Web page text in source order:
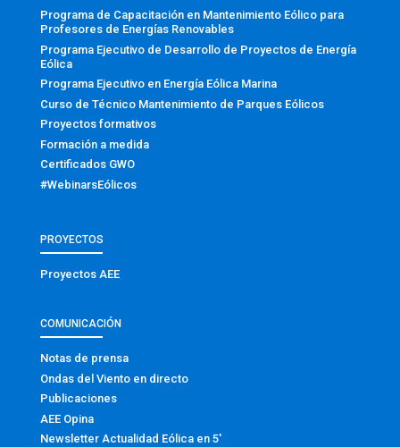
Programa de Capacitación en Mantenimiento Eólico para
Profesores de Energías Renovables
Programa Ejecutivo de Desarrollo de Proyectos de Energía
Eólica
Programa Ejecutivo en Energía Eólica Marina
Curso de Técnico Mantenimiento de Parques Eólicos
Proyectos formativos
Formación a medida
Certificados GWO
#WebinarsEólicos
PROYECTOS
Proyectos AEE
COMUNICACIÓN
Notas de prensa
Ondas del Viento en directo
Publicaciones
AEE Opina
Newsletter Actualidad Eólica en 5′